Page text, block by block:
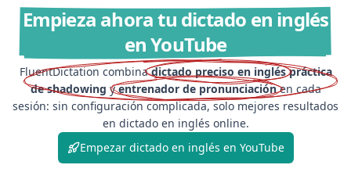
Empieza ahora tu dictado en inglés
en YouTube
FluentDictation combina dictado preciso en inglés práctica
de shadowing y entrenador de pronunciación en cada
sesión: sin configuración complicada, solo mejores resultados
en dictado en inglés online.
Empezar dictado en inglés en YouTube